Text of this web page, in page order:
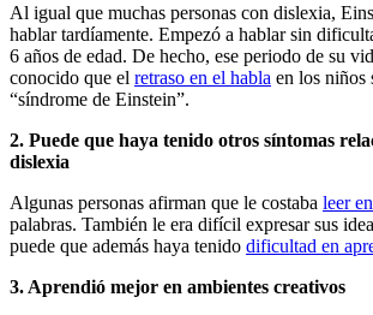
Al igual que muchas personas con dislexia,
hablar tardíamente. Empezó a hablar sin
6 años de edad. De hecho, ese periodo de su
conocido que el retraso en el habla en los niños
“síndrome de Einstein”.
2. Puede que haya tenido otros síntomas
dislexia
Algunas personas afirman que le costaba leer
palabras. También le era difícil expresar sus
puede que además haya tenido dificultad en
3. Aprendió mejor en ambientes creativos